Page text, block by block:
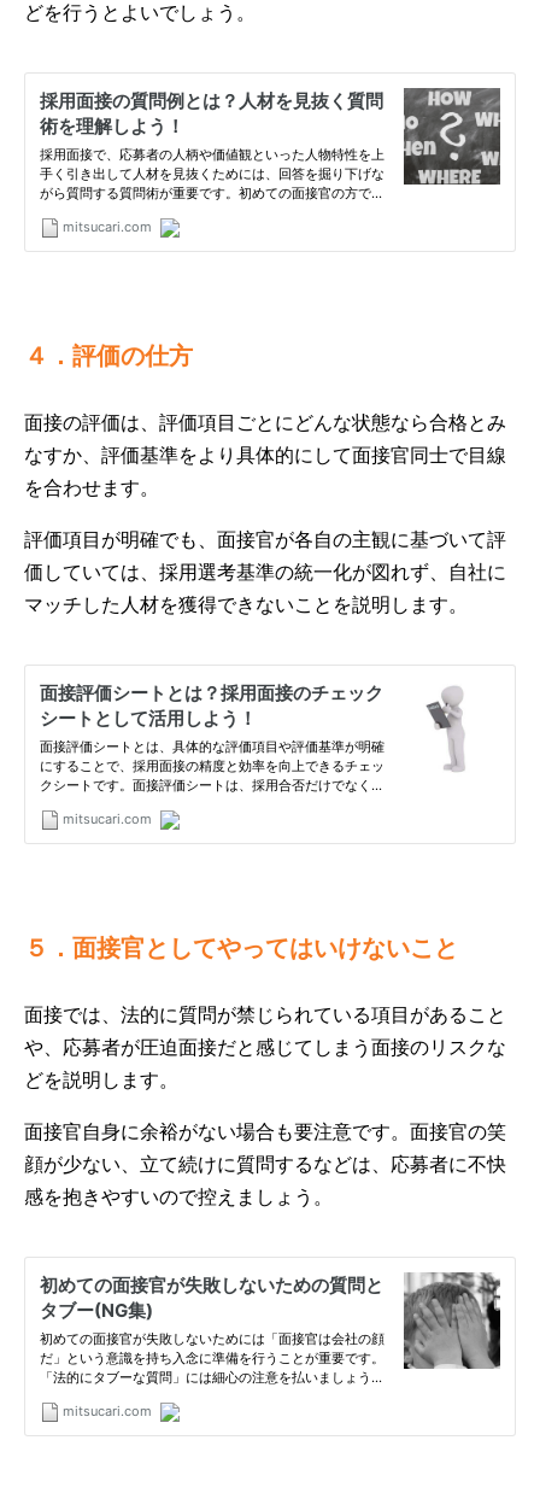
どを行うとよいでしょう。
４．評価の仕方
面接の評価は、評価項目ごとにどんな状態なら合格とみ
なすか、評価基準をより具体的にして面接官同士で目線
を合わせます。
評価項目が明確でも、面接官が各自の主観に基づいて評
価していては、採用選考基準の統一化が図れず、自社に
マッチした人材を獲得できないことを説明します。
５．面接官としてやってはいけないこと
面接では、法的に質問が禁じられている項目があること
や、応募者が圧迫面接だと感じてしまう面接のリスクな
どを説明します。
面接官自身に余裕がない場合も要注意です。面接官の笑
顔が少ない、立て続けに質問するなどは、応募者に不快
感を抱きやすいので控えましょう。